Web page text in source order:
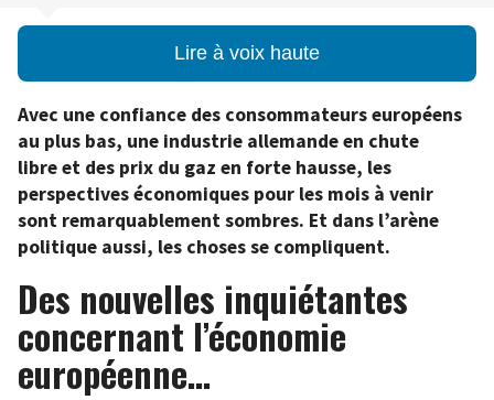
Lire à voix haute
Avec une confiance des consommateurs européens
au plus bas, une industrie allemande en chute
libre et des prix du gaz en forte hausse, les
perspectives économiques pour les mois à venir
sont remarquablement sombres. Et dans l’arène
politique aussi, les choses se compliquent.
Des nouvelles inquiétantes
concernant l’économie
européenne…